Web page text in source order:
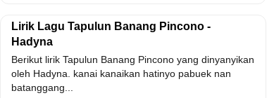
Lirik Lagu Tapulun Banang Pincono -
Hadyna
Berikut lirik Tapulun Banang Pincono yang dinyanyikan
oleh Hadyna. kanai kanaikan hatinyo pabuek nan
batanggang...